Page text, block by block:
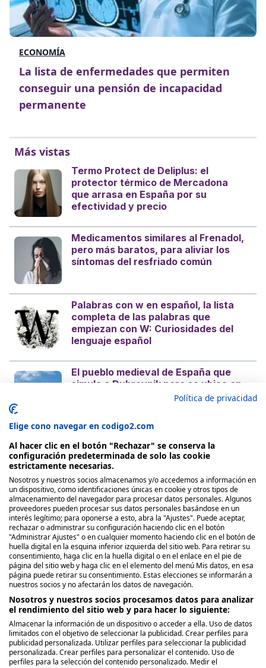
ECONOMÍA
La lista de enfermedades que permiten
conseguir una pensión de incapacidad
permanente
Más vistas
Termo Protect de Deliplus: el
protector térmico de Mercadona
que arrasa en España por su
efectividad y precio
Medicamentos similares al Frenadol,
pero más baratos, para aliviar los
síntomas del resfriado común
Palabras con w en español, la lista
completa de las palabras que
empiezan con W: Curiosidades del
lenguaje español
El pueblo medieval de España que
simula a Dubrovnik pero se ubica en
la costa mediterránea
Nosotros
Quienes Somos
Políticas de publicación
Legal
Aviso y términos legales
Privacidad de Datos
Política de Cookies
Síguenos
Política de privacidad
Elige cono navegar en codigo2.com
Al hacer clic en el botón "Rechazar" se conserva la
configuración predeterminada de solo las cookie
estrictamente necesarias.
Nosotros y nuestros socios almacenamos y/o accedemos a información en
un dispositivo, como identificaciones únicas en cookie y otros tipos de
almacenamiento del navegador para procesar datos personales. Algunos
proveedores pueden procesar sus datos personales basándose en un
interés legítimo; para oponerse a esto, abra la "Ajustes". Puede aceptar,
rechazar o administrar su configuración haciendo clic en el botón
"Administrar Ajustes" o en cualquier momento haciendo clic en el botón de
huella digital en la esquina inferior izquierda del sitio web. Para retirar su
consentimiento, haga clic en la huella digital o en el enlace en el pie de
página del sitio web y haga clic en el elemento del menú Mis datos, en esa
página puede retirar su consentimiento. Estas elecciones se informarán a
nuestros socios y no afectarán los datos de navegación.
Nosotros y nuestros socios procesamos datos para analizar
el rendimiento del sitio web y para hacer lo siguiente:
Almacenar la información de un dispositivo o acceder a ella. Uso de datos
limitados con el objetivo de seleccionar la publicidad. Crear perfiles para
publicidad personalizada. Utilizar perfiles para seleccionar la publicidad
personalizada. Crear perfiles para personalizar el contenido. Uso de
perfiles para la selección del contenido personalizado. Medir el